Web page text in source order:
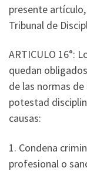
presente
Tribunal de
ARTICULO 16°:
quedan
de las normas
potestad
causas:
1. Condena
profesional o